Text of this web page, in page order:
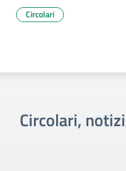
Circolari
Circolari,